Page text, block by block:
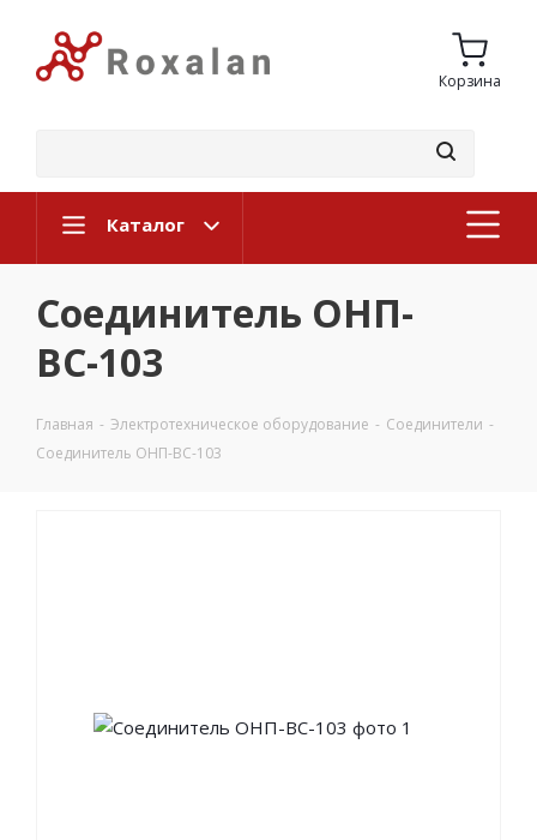
Корзина
Каталог
Соединитель ОНП-
ВС-103
Главная - Электротехническое оборудование - Соединители -
Соединитель ОНП-ВС-103